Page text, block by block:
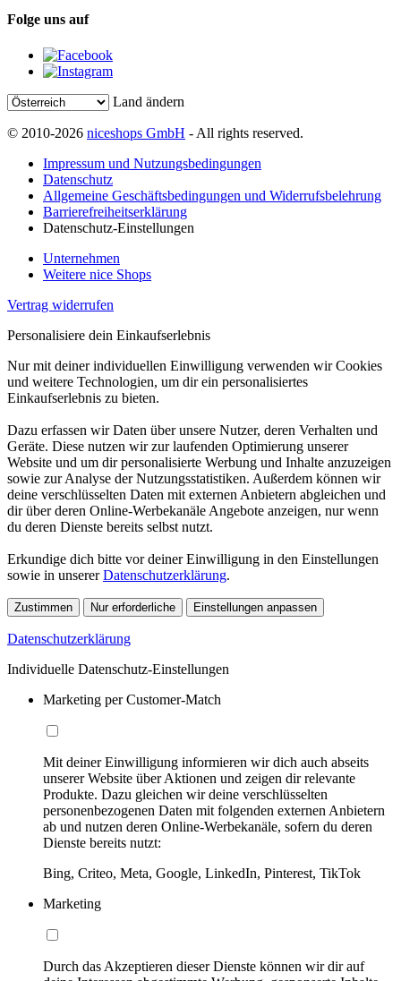
Folge uns auf
Land ändern
© 2010-2026 niceshops GmbH - All rights reserved.
Impressum und Nutzungsbedingungen
Datenschutz
Allgemeine Geschäftsbedingungen und Widerrufsbelehrung
Barrierefreiheitserklärung
Datenschutz-Einstellungen
Unternehmen
Weitere nice Shops
Vertrag widerrufen
Personalisiere dein Einkaufserlebnis
Nur mit deiner individuellen Einwilligung verwenden wir Cookies
und weitere Technologien, um dir ein personalisiertes
Einkaufserlebnis zu bieten.
Dazu erfassen wir Daten über unsere Nutzer, deren Verhalten und
Geräte. Diese nutzen wir zur laufenden Optimierung unserer
Website und um dir personalisierte Werbung und Inhalte anzuzeigen
sowie zur Analyse der Nutzungsstatistiken. Außerdem können wir
deine verschlüsselten Daten mit externen Anbietern abgleichen und
dir über deren Online-Werbekanäle Angebote anzeigen, nur wenn
du deren Dienste bereits selbst nutzt.
Erkundige dich bitte vor deiner Einwilligung in den Einstellungen
sowie in unsererDatenschutzerklärung.
Zustimmen Nur erforderliche Einstellungen anpassen
Datenschutzerklärung
Individuelle Datenschutz-Einstellungen
Marketing per Customer-Match
Mit deiner Einwilligung informieren wir dich auch abseits
unserer Website über Aktionen und zeigen dir relevante
Produkte. Dazu gleichen wir deine verschlüsselten
personenbezogenen Daten mit folgenden externen Anbietern
ab und nutzen deren Online-Werbekanäle, sofern du deren
Dienste bereits nutzt:
Bing, Criteo, Meta, Google, LinkedIn, Pinterest, TikTok
Marketing
Durch das Akzeptieren dieser Dienste können wir dir auf